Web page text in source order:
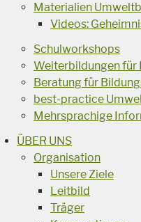
Materialien
Videos:
Schulworkshops
Weiterbildungen für
Beratung für
best-practice
Mehrsprachige
ÜBER UNS
Organisation
Unsere Ziele
Leitbild
Träger